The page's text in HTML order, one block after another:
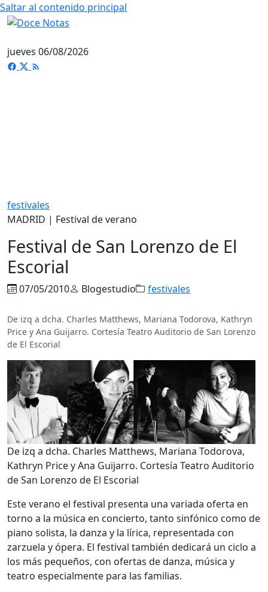
Saltar al contenido principal
jueves 06/08/2026
festivales
MADRID | Festival de verano
Festival de San Lorenzo de El
Escorial
07/05/2010 Blogestudio festivales
De izq a dcha. Charles Matthews, Mariana Todorova, Kathryn
Price y Ana Guijarro. Cortesía Teatro Auditorio de San Lorenzo
de El Escorial
De izq a dcha. Charles Matthews, Mariana Todorova,
Kathryn Price y Ana Guijarro. Cortesía Teatro Auditorio
de San Lorenzo de El Escorial
Este verano el festival presenta una variada oferta en
torno a la música en concierto, tanto sinfónico como de
piano solista, la danza y la lírica, representada con
zarzuela y ópera. El festival también dedicará un ciclo a
los más pequeños, con ofertas de danza, música y
teatro especialmente para las familias.